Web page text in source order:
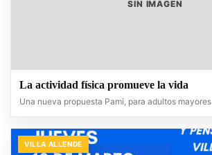
SIN IMAGEN
La actividad física promueve la vida
Una nueva propuesta Pami, para adultos mayores
VILLA ALLENDE